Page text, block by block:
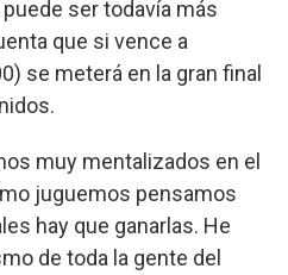
ser todavía más
que si vence a
se meterá en la gran final
muy mentalizados en el
juguemos pensamos
hay que ganarlas. He
de toda la gente del